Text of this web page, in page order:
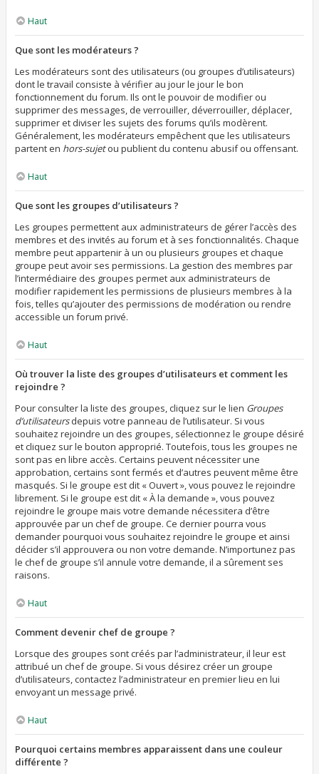
Haut
Que sont les modérateurs ?
Les modérateurs sont des utilisateurs (ou groupes d’utilisateurs)
dont le travail consiste à vérifier au jour le jour le bon
fonctionnement du forum. Ils ont le pouvoir de modifier ou
supprimer des messages, de verrouiller, déverrouiller, déplacer,
supprimer et diviser les sujets des forums qu’ils modèrent.
Généralement, les modérateurs empêchent que les utilisateurs
partent en hors-sujetou publient du contenu abusif ou offensant.
Haut
Que sont les groupes d’utilisateurs ?
Les groupes permettent aux administrateurs de gérer l’accès des
membres et des invités au forum et à ses fonctionnalités. Chaque
membre peut appartenir à un ou plusieurs groupes et chaque
groupe peut avoir ses permissions. La gestion des membres par
l’intermédiaire des groupes permet aux administrateurs de
modifier rapidement les permissions de plusieurs membres à la
fois, telles qu’ajouter des permissions de modération ou rendre
accessible un forum privé.
Haut
Où trouver la liste des groupes d’utilisateurs et comment les
rejoindre ?
Pour consulter la liste des groupes, cliquez sur le lien Groupes
d’utilisateursdepuis votre panneau de l’utilisateur. Si vous
souhaitez rejoindre un des groupes, sélectionnez le groupe désiré
et cliquez sur le bouton approprié. Toutefois, tous les groupes ne
sont pas en libre accès. Certains peuvent nécessiter une
approbation, certains sont fermés et d’autres peuvent même être
masqués. Si le groupe est dit « Ouvert », vous pouvez le rejoindre
librement. Si le groupe est dit « À la demande », vous pouvez
rejoindre le groupe mais votre demande nécessitera d’être
approuvée par un chef de groupe. Ce dernier pourra vous
demander pourquoi vous souhaitez rejoindre le groupe et ainsi
décider s’il approuvera ou non votre demande. N’importunez pas
le chef de groupe s’il annule votre demande, il a sûrement ses
raisons.
Haut
Comment devenir chef de groupe ?
Lorsque des groupes sont créés par l’administrateur, il leur est
attribué un chef de groupe. Si vous désirez créer un groupe
d’utilisateurs, contactez l’administrateur en premier lieu en lui
envoyant un message privé.
Haut
Pourquoi certains membres apparaissent dans une couleur
différente ?